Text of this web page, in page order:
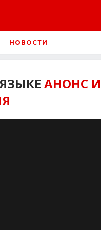
НОВОСТИ
АНОНС И